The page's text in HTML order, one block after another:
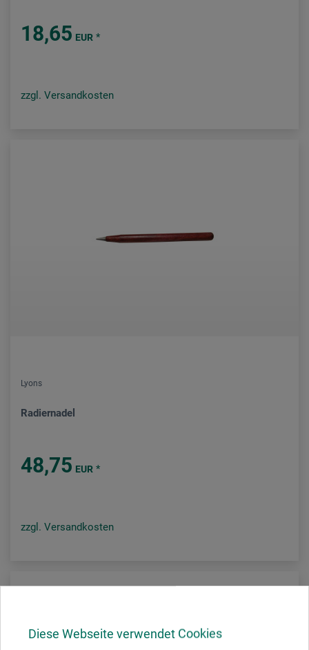
Diese Webseite verwendet Cookies
18,65 EUR *
zzgl. Versandkosten
Lyons
Radiernadel
48,75 EUR *
zzgl. Versandkosten